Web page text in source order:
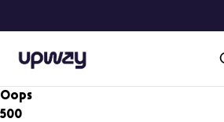
Upway
Oops
500